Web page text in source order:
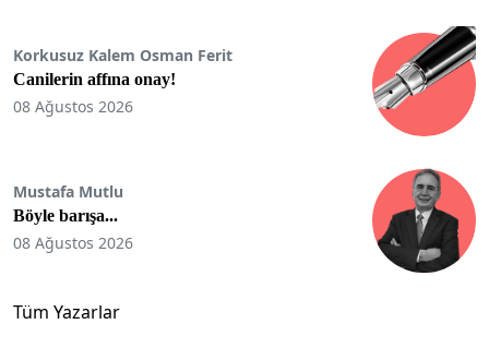
Korkusuz Kalem Osman Ferit
Canilerin affına onay!
08 Ağustos 2026
Mustafa Mutlu
Böyle barışa...
08 Ağustos 2026
Tüm Yazarlar